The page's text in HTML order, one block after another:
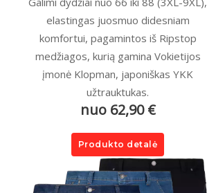
elastingas juosmuo didesniam
komfortui, pagamintos iš Ripstop
medžiagos, kurią gamina Vokietijos
įmonė Klopman, japoniškas YKK
užtrauktukas.
nuo 62,90 €
Produkto detalė